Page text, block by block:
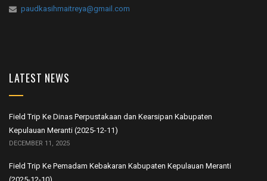
paudkasihmaitreya@gmail.com
LATEST NEWS
Field Trip Ke Dinas Perpustakaan dan Kearsipan Kabupaten
Kepulauan Meranti (2025-12-11)
DECEMBER 11, 2025
Field Trip Ke Pemadam Kebakaran Kabupaten Kepulauan Meranti